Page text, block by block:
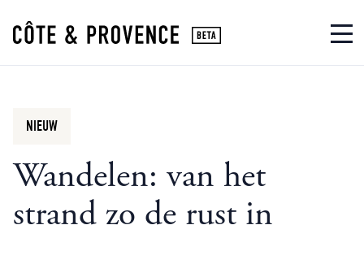
Wandelen: van het
strand zo de rust in
NIEUW